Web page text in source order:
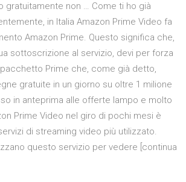
gratuitamente non … Come ti ho già
in Italia Amazon Prime Video fa
Amazon Prime. Questo significa che,
sottoscrizione al servizio, devi per forza
Prime che, come già detto,
gratuite in un giorno su oltre 1 milione
in anteprima alle offerte lampo e molto
Prime Video nel giro di pochi mesi è
di streaming video più utilizzato.
questo servizio per vedere [continua